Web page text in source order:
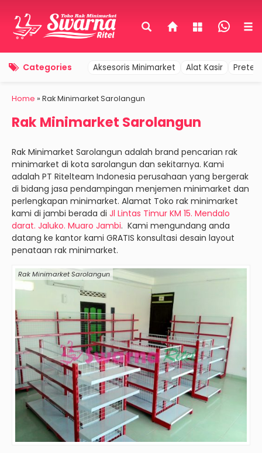
Categories Aksesoris Minimarket Alat Kasir
Home » Rak Minimarket Sarolangun
Rak Minimarket Sarolangun
Rak Minimarket Sarolangun adalah brand pencarian rak
minimarket di kota sarolangun dan sekitarnya. Kami
adalah PT Ritelteam Indonesia perusahaan yang bergerak
di bidang jasa pendampingan menjemen minimarket dan
perlengkapan minimarket. Alamat Toko rak minimarket
kami di jambi berada di Jl Lintas Timur KM 15. Mendalo
darat. Jaluko. Muaro Jambi. Kami mengundang anda
datang ke kantor kami GRATIS konsultasi desain layout
penataan rak minimarket.
Rak Minimarket Sarolangun